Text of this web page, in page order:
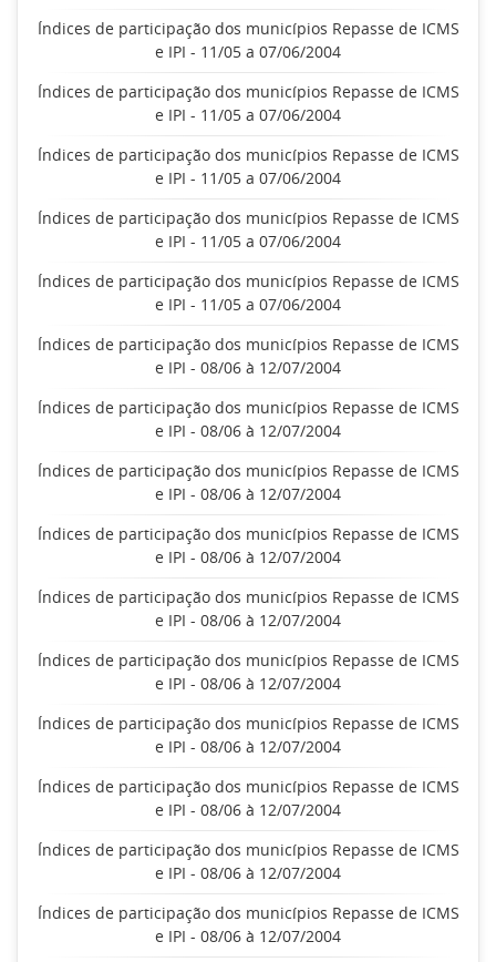
Índices de participação dos municípios Repasse de ICMS
e IPI - 11/05 a 07/06/2004
Índices de participação dos municípios Repasse de ICMS
e IPI - 11/05 a 07/06/2004
Índices de participação dos municípios Repasse de ICMS
e IPI - 11/05 a 07/06/2004
Índices de participação dos municípios Repasse de ICMS
e IPI - 11/05 a 07/06/2004
Índices de participação dos municípios Repasse de ICMS
e IPI - 11/05 a 07/06/2004
Índices de participação dos municípios Repasse de ICMS
e IPI - 08/06 à 12/07/2004
Índices de participação dos municípios Repasse de ICMS
e IPI - 08/06 à 12/07/2004
Índices de participação dos municípios Repasse de ICMS
e IPI - 08/06 à 12/07/2004
Índices de participação dos municípios Repasse de ICMS
e IPI - 08/06 à 12/07/2004
Índices de participação dos municípios Repasse de ICMS
e IPI - 08/06 à 12/07/2004
Índices de participação dos municípios Repasse de ICMS
e IPI - 08/06 à 12/07/2004
Índices de participação dos municípios Repasse de ICMS
e IPI - 08/06 à 12/07/2004
Índices de participação dos municípios Repasse de ICMS
e IPI - 08/06 à 12/07/2004
Índices de participação dos municípios Repasse de ICMS
e IPI - 08/06 à 12/07/2004
Índices de participação dos municípios Repasse de ICMS
e IPI - 08/06 à 12/07/2004